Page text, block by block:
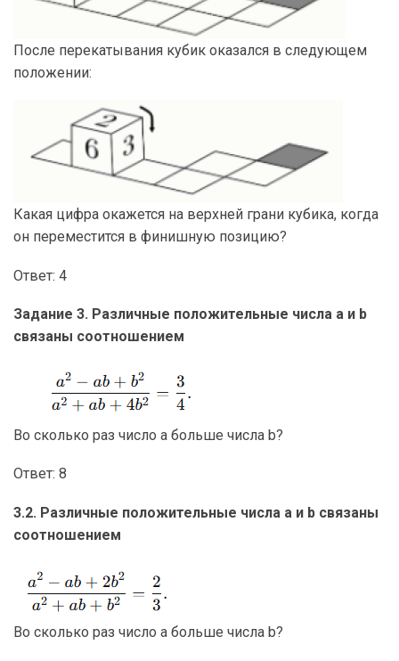
После перекатывания кубик оказался в следующем
положении:
Какая цифра окажется на верхней грани кубика, когда
он переместится в финишную позицию?
Ответ: 4
Задание 3. Различные положительные числа a и b
связаны соотношением
Во сколько раз число a больше числа b?
Ответ: 8
3.2. Различные положительные числа a и b связаны
соотношением
Во сколько раз число a больше числа b?